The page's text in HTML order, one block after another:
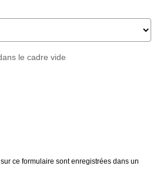
le cadre vide
ce formulaire sont enregistrées dans un